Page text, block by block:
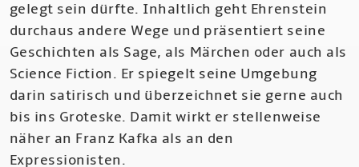
gelegt sein dürfte. Inhaltlich geht Ehrenstein
durchaus andere Wege und präsentiert seine
Geschichten als Sage, als Märchen oder auch als
Science Fiction. Er spiegelt seine Umgebung
darin satirisch und überzeichnet sie gerne auch
bis ins Groteske. Damit wirkt er stellenweise
näher an Franz Kafka als an den
Expressionisten.